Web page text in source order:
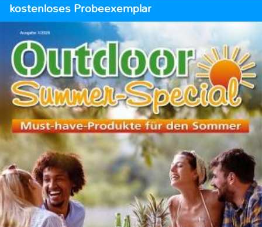
kostenloses Probeexemplar